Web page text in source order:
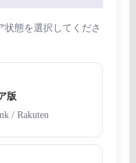
状態を選択してくださ
版
/ Rakuten